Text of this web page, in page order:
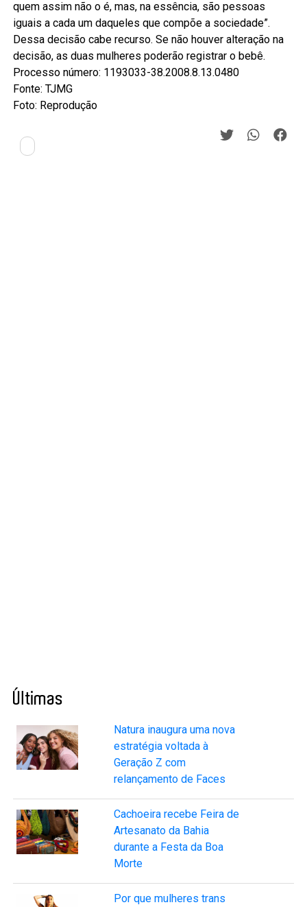
quem assim não o é, mas, na essência, são pessoas
iguais a cada um daqueles que compõe a sociedade”.
Dessa decisão cabe recurso. Se não houver alteração na
decisão, as duas mulheres poderão registrar o bebê.
Processo número: 1193033-38.2008.8.13.0480
Fonte: TJMG
Foto: Reprodução
Últimas
Natura inaugura uma nova
estratégia voltada à
Geração Z com
relançamento de Faces
Cachoeira recebe Feira de
Artesanato da Bahia
durante a Festa da Boa
Morte
Por que mulheres trans